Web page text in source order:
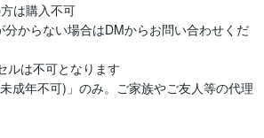
は購入不可
からない場合はDMからお問い合わせくだ
ルは不可となります
成年不可)」のみ。ご家族やご友人等の代理